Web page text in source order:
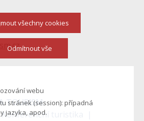
TOURISM:
Konferenční turistika
webu
stránek (session): případná
jazyka, apod.
všechny cookies
Odmítnout vše